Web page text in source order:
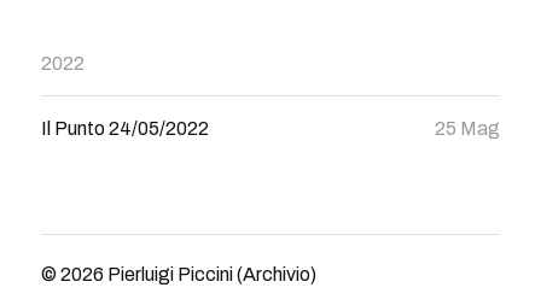
2022
Il Punto 24/05/2022 25 Mag
© 2026 Pierluigi Piccini (Archivio)